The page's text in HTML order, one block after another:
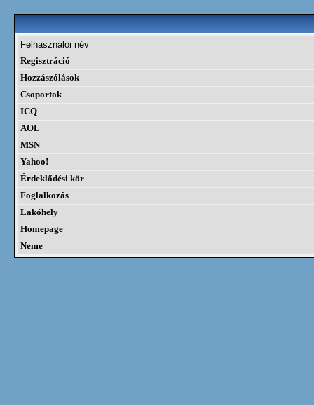
Felhasználói név
Regisztráció
Hozzászólások
Csoportok
ICQ
AOL
MSN
Yahoo!
Érdeklődési kör
Foglalkozás
Lakóhely
Homepage
Neme